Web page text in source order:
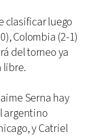
clasificar luego
Colombia (2-1)
del torneo ya
libre.
Serna hay
argentino
y Catriel